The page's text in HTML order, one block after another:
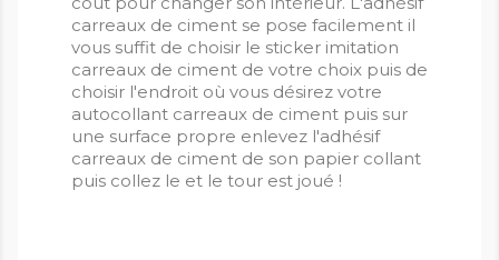
carreaux de ciment se pose facilement il
vous suffit de choisir le sticker imitation
carreaux de ciment de votre choix puis de
choisir l'endroit où vous désirez votre
autocollant carreaux de ciment puis sur
une surface propre enlevez l'adhésif
carreaux de ciment de son papier collant
puis collez le et le tour est joué !